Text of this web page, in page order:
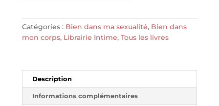
-
Catégories : Bien dans ma sexualité, Bien dans
mon corps, Librairie Intime, Tous les livres
Description
Informations complémentaires